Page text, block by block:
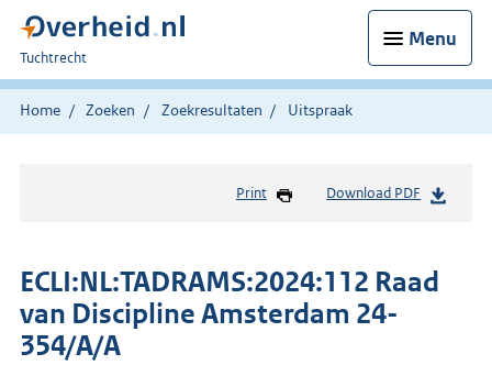
Menu
U
bent
hier:
Tuchtrecht
Home Zoeken Zoekresultaten Uitspraak
Print Download PDF
ECLI:NL:TADRAMS:2024:112 Raad
van Discipline Amsterdam 24-
354/A/A